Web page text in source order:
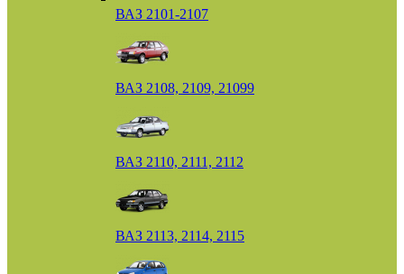
ВАЗ 2101-2107
ВАЗ 2108, 2109, 21099
ВАЗ 2110, 2111, 2112
ВАЗ 2113, 2114, 2115